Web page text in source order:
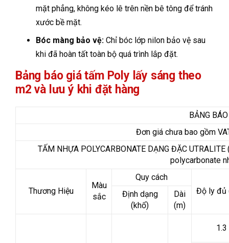
mặt phẳng, không kéo lê trên nền bê tông để tránh
xước bề mặt.
Bóc màng bảo vệ: Chỉ bóc lớp nilon bảo vệ sau
khi đã hoàn tất toàn bộ quá trình lắp đặt.
Bảng báo giá tấm Poly lấy sáng theo
m2 và lưu ý khi đặt hàng
BẢNG
Đơn giá chưa bao gồm
TẤM NHỰA POLYCARBONATE DẠNG ĐẶC
polycarbonate
Thương Hiệu
Màu
sắc
Quy cách
Độ ly đủ
Định dạng
(khổ)
Dài
(m)
1.3